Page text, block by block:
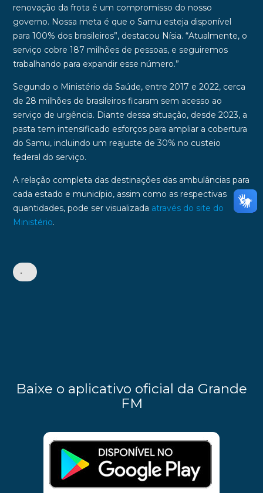
renovação da frota é um compromisso do nosso
governo. Nossa meta é que o Samu esteja disponível
para 100% dos brasileiros”, destacou Nísia. “Atualmente, o
serviço cobre 187 milhões de pessoas, e seguiremos
trabalhando para expandir esse número.”
Segundo o Ministério da Saúde, entre 2017 e 2022, cerca
de 28 milhões de brasileiros ficaram sem acesso ao
serviço de urgência. Diante dessa situação, desde 2023, a
pasta tem intensificado esforços para ampliar a cobertura
do Samu, incluindo um reajuste de 30% no custeio
federal do serviço.
A relação completa das destinações das ambulâncias para
cada estado e município, assim como as respectivas
quantidades, pode ser visualizada através do site do
Ministério.
•
Baixe o aplicativo oficial da Grande
FM